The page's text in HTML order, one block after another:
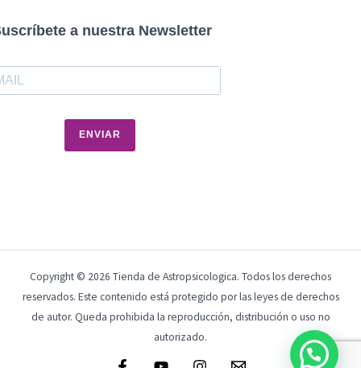
a nuestra Newsletter
ENVIAR
Copyright © 2026 Tienda de Astropsicologica. Todos los derechos
reservados. Este contenido está protegido por las leyes de derechos
de autor. Queda prohibida la reproducción, distribución o uso no
autorizado.